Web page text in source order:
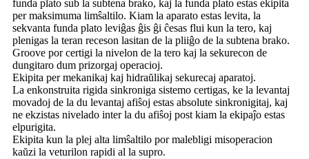
funda plato sub la subtena brako, kaj la funda plato estas ekipita
per maksimuma limŝaltilo. Kiam la aparato estas levita, la
sekvanta funda plato leviĝas ĝis ĝi ĉesas flui kun la tero, kaj
plenigas la teran receson lasitan de la pliiĝo de la subtena brako.
Groove por certigi la nivelon de la tero kaj la sekurecon de
dungitaro dum prizorgaj operacioj.
Ekipita per mekanikaj kaj hidraŭlikaj sekurecaj aparatoj.
La enkonstruita rigida sinkroniga sistemo certigas, ke la levantaj
movadoj de la du levantaj afiŝoj estas absolute sinkronigitaj, kaj
ne ekzistas nivelado inter la du afiŝoj post kiam la ekipaĵo estas
elpurigita.
Ekipita kun la plej alta limŝaltilo por malebligi misoperacion
kaŭzi la veturilon rapidi al la supro.